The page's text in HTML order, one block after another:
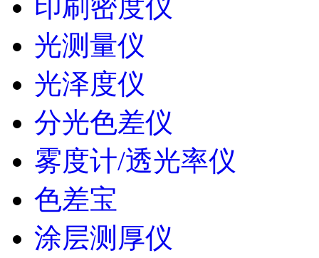
印刷密度仪
光测量仪
光泽度仪
分光色差仪
雾度计/透光率仪
色差宝
涂层测厚仪